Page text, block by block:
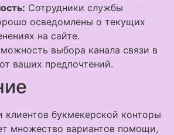
Сотрудники службы
осведомлены о текущих
на сайте.
выбора канала связи в
ваших предпочтений.
букмекерской конторы
множество вариантов помощи,